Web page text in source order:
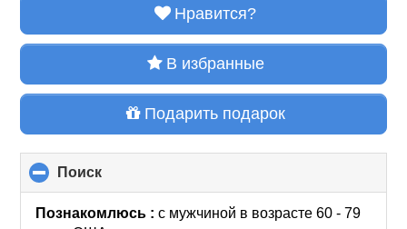
Нравится?
В избранные
Подарить подарок
Поиск
to
collapse
Познакомлюсь :с мужчиной в возрасте 60 - 79